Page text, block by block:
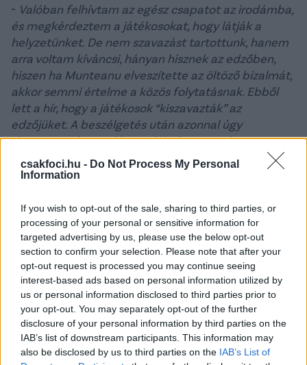
csakfoci.hu - Do Not Process My Personal
Information
If you wish to opt-out of the sale, sharing to third parties, or
processing of your personal or sensitive information for
targeted advertising by us, please use the below opt-out
section to confirm your selection. Please note that after your
opt-out request is processed you may continue seeing
interest-based ads based on personal information utilized by
us or personal information disclosed to third parties prior to
your opt-out. You may separately opt-out of the further
disclosure of your personal information by third parties on the
IAB’s list of downstream participants. This information may
also be disclosed by us to third parties on the IAB’s List of
- Valóban felhívtam az egész csapatot az irodámba,
és megkérdeztem a játékosokat, hogy látják a
helyzetünket. De nem szavazást tartottunk, hanem
arra voltam kíváncsi, hányan hisznek az edzőben,
hiszen ha Munteanu elveszítette az öltöző bizalmát,
akkor semmi értelme a közös folytatásnak. Ebből
lett a hír, hogy a játékosok “kiszavazták” az
edzőjüket. A beszélgetés után azonnal úgy
döntöttem, hogy váltanunk kell, mert számomra a
csapat az első és legfontosabb. Zuhanunk a kiesés
felé, minden perc késlekedés árt a csapatnak. Nem
mindent érte, és most a váltás volt az egyetlen
megoldás- tette hozzá Diószegi.
László Csaba pedig másodszor lett a Sepsi
szakvezetője: még 2019-ben pár hónap után
távozott, mert tizenhat bajnokijából csak kettőt
tudott megnyerni.
A mostani csapatot nem lehet összehasonlítani az
akkorival. Most sokkal erősebb a keretünk, még ha
az eredmények nem is ezt mutatják, és az nem